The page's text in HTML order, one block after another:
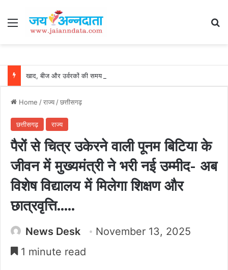
Menu
Home /राज्य/छत्तीसगढ़
छत्तीसगढ़ राज्य
पैरों से चित्र उकेरने वाली पूनम बिटिया के
जीवन में मुख्यमंत्री ने भरी नई उम्मीद- अब
विशेष विद्यालय में मिलेगा शिक्षण और
छात्रवृत्ति…..
News Desk
November 13, 2025
1 minute read